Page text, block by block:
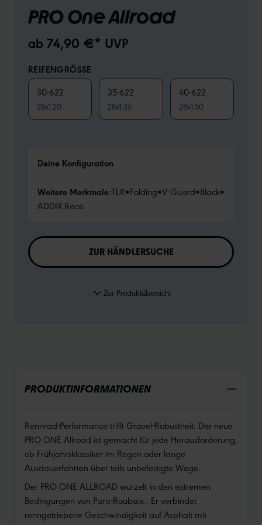
PRO One Allroad
ab 74,90 €* UVP
REIFENGRÖSSE
30-622
28x1.20
35-622
28x1.35
40-622
28x1.50
Deine Konfiguration
Weitere Merkmale:TLR•Folding•V-Guard•Black•
ADDIX Race
ZUR HÄNDLERSUCHE
Zur Produktübersicht
PRODUKTINFORMATIONEN
Rennrad-Performance trifft Gravel-Robustheit: Der neue
PRO ONE Allroad ist gemacht für jede Herausforderung,
ob Frühjahrsklassiker im Regen oder lange
Ausdauerfahrten über teils unbefestigte Wege.
Der PRO ONE ALLROAD wurzelt in den extremen
Bedingungen von Paris-Roubaix.. Er verbindet
renngetriebene Geschwindigkeit auf Asphalt mit